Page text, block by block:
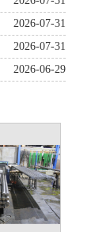
2026-07-31
2026-07-31
2026-06-29